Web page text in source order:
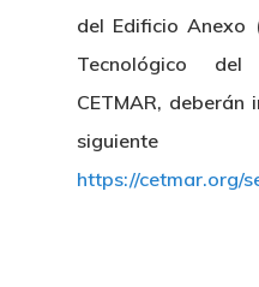
del Edificio Anexo
Tecnológico
CETMAR, deberán
siguiente
https://cetmar.org/